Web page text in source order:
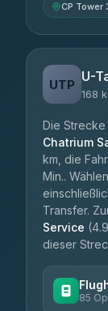
CP Tower
UTP U-
168
Die Strecke
Chatrium
km, die
Min..
Transfer.
Service
dieser
85